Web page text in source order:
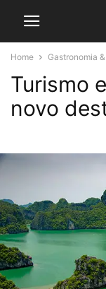
Home Gastronomia
Turismo
novo